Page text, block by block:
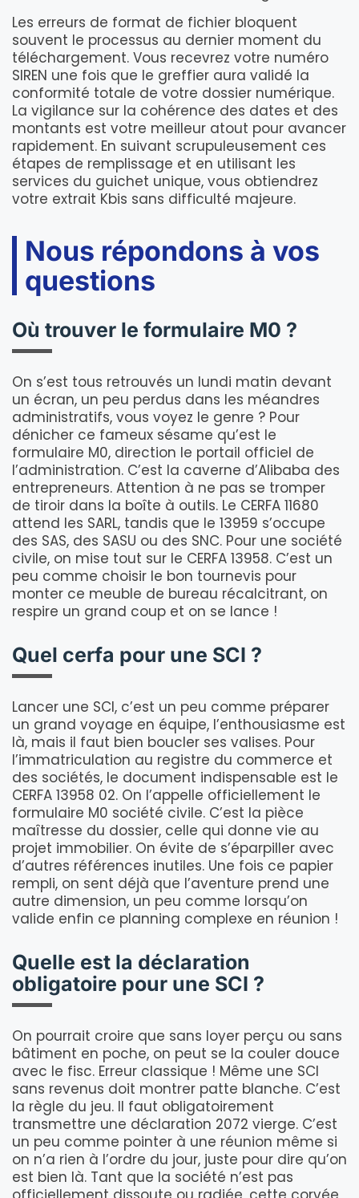
Les erreurs de format de fichier bloquent
souvent le processus au dernier moment du
téléchargement. Vous recevrez votre numéro
SIREN une fois que le greffier aura validé la
conformité totale de votre dossier numérique.
La vigilance sur la cohérence des dates et des
montants est votre meilleur atout pour avancer
rapidement. En suivant scrupuleusement ces
étapes de remplissage et en utilisant les
services du guichet unique, vous obtiendrez
votre extrait Kbis sans difficulté majeure.
Nous répondons à vos
questions
Où trouver le formulaire M0 ?
On s’est tous retrouvés un lundi matin devant
un écran, un peu perdus dans les méandres
administratifs, vous voyez le genre ? Pour
dénicher ce fameux sésame qu’est le
formulaire M0, direction le portail officiel de
l’administration. C’est la caverne d’Alibaba des
entrepreneurs. Attention à ne pas se tromper
de tiroir dans la boîte à outils. Le CERFA 11680
attend les SARL, tandis que le 13959 s’occupe
des SAS, des SASU ou des SNC. Pour une société
civile, on mise tout sur le CERFA 13958. C’est un
peu comme choisir le bon tournevis pour
monter ce meuble de bureau récalcitrant, on
respire un grand coup et on se lance !
Quel cerfa pour une SCI ?
Lancer une SCI, c’est un peu comme préparer
un grand voyage en équipe, l’enthousiasme est
là, mais il faut bien boucler ses valises. Pour
l’immatriculation au registre du commerce et
des sociétés, le document indispensable est le
CERFA 13958 02. On l’appelle officiellement le
formulaire M0 société civile. C’est la pièce
maîtresse du dossier, celle qui donne vie au
projet immobilier. On évite de s’éparpiller avec
d’autres références inutiles. Une fois ce papier
rempli, on sent déjà que l’aventure prend une
autre dimension, un peu comme lorsqu’on
valide enfin ce planning complexe en réunion !
Quelle est la déclaration
obligatoire pour une SCI ?
On pourrait croire que sans loyer perçu ou sans
bâtiment en poche, on peut se la couler douce
avec le fisc. Erreur classique ! Même une SCI
sans revenus doit montrer patte blanche. C’est
la règle du jeu. Il faut obligatoirement
transmettre une déclaration 2072 vierge. C’est
un peu comme pointer à une réunion même si
on n’a rien à l’ordre du jour, juste pour dire qu’on
est bien là. Tant que la société n’est pas